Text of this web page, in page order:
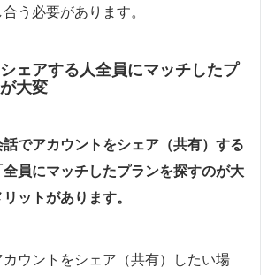
う必要があります。
ェアする人全員にマッチしたプ
大変
でアカウントをシェア（共有）する
員にマッチしたプランを探すのが大
ットがあります。
ウントをシェア（共有）したい場